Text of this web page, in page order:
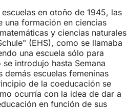
en otoño de 1945, las
una formación en ciencias
y ciencias naturales
(EHS), como se llamaba
una escuela sólo para
introdujo hasta Semana
demás escuelas femeninas
de la coeducación se
ocurría con la idea de dar a
en función de sus